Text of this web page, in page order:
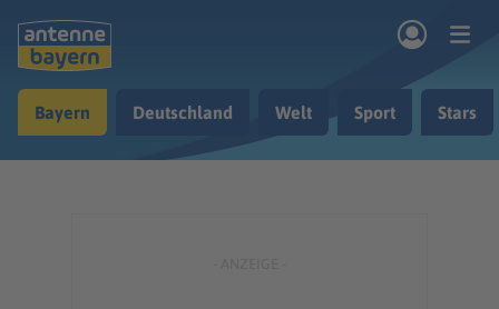
Musik & Radio
Bayern Deutschland Welt Sport Stars